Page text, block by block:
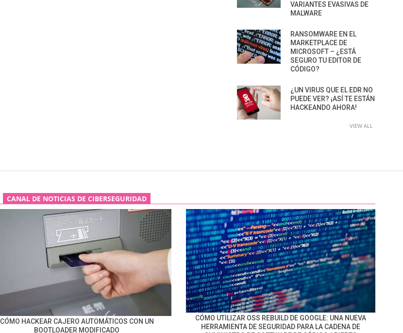
VARIANTES EVASIVAS DE
MALWARE
RANSOMWARE EN EL
MARKETPLACE DE
MICROSOFT – ¿ESTÁ
SEGURO TU EDITOR DE
CÓDIGO?
¿UN VIRUS QUE EL EDR NO
PUEDE VER? ¡ASÍ TE ESTÁN
HACKEANDO AHORA!
VIEW ALL
CANAL DE NOTICIAS DE CIBERSEGURIDAD
CÓMO HACKEAR CAJERO AUTOMÁTICOS CON UN
BOOTLOADER MODIFICADO
CÓMO UTILIZAR OSS REBUILD DE GOOGLE: UNA NUEVA
HERRAMIENTA DE SEGURIDAD PARA LA CADENA DE